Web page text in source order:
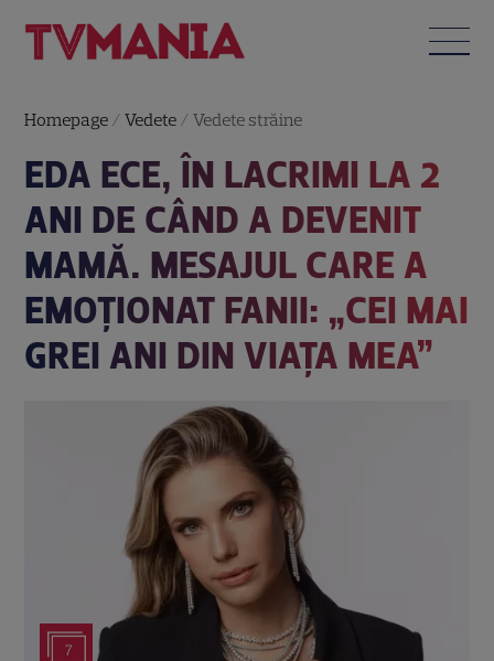
Homepage /Vedete /Vedete străine
EDA ECE, ÎN LACRIMI LA 2
ANI DE CÂND A DEVENIT
MAMĂ. MESAJUL CARE A
EMOȚIONAT FANII: „CEI MAI
GREI ANI DIN VIAȚA MEA”
7